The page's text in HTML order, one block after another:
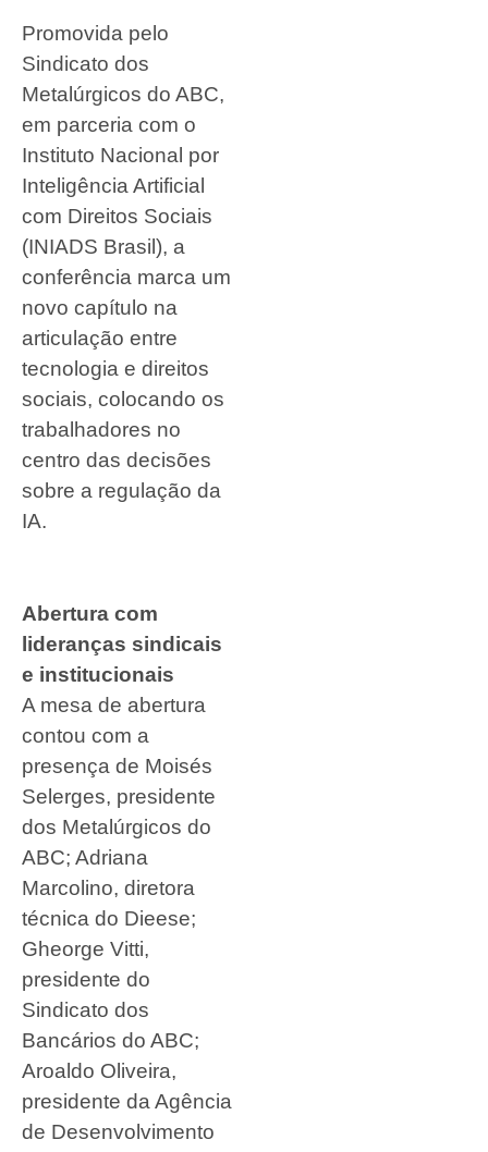
Promovida pelo
Sindicato dos
Metalúrgicos do ABC,
em parceria com o
Instituto Nacional por
Inteligência Artificial
com Direitos Sociais
(INIADS Brasil), a
conferência marca um
novo capítulo na
articulação entre
tecnologia e direitos
sociais, colocando os
trabalhadores no
centro das decisões
sobre a regulação da
IA.
Abertura com
lideranças sindicais
e institucionais
A mesa de abertura
contou com a
presença de Moisés
Selerges, presidente
dos Metalúrgicos do
ABC; Adriana
Marcolino, diretora
técnica do Dieese;
Gheorge Vitti,
presidente do
Sindicato dos
Bancários do ABC;
Aroaldo Oliveira,
presidente da Agência
de Desenvolvimento